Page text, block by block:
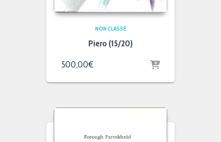
NON CLASSÉ
Piero (15/20)
500,00€